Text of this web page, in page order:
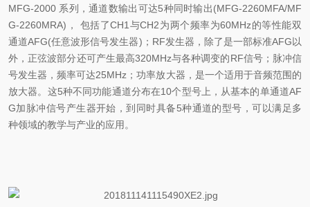
MFG-2000 系列，通道数输出可达5种同时输出(MFG-2260MFA/MF
G-2260MRA) ， 包括了CH1 与CH2为两个频率为60MHz的等性能双
通道AFG(任意波形信号发生器) ； RF发生器，除了是一部标准AFG以
外，正弦波部分还可产生最高320MHz与各种调变的RF信号；脉冲信
号发生器，频率可达25MHz ；功率放大器，是一个适用于音频范围的
放大器。这5种不同功能通道分布在10个型号上，从基本的单通道AF
G加脉冲信号产生器开始，到同时具备5种通道的型号，可以满足多
种领域的教学与产业的应用。